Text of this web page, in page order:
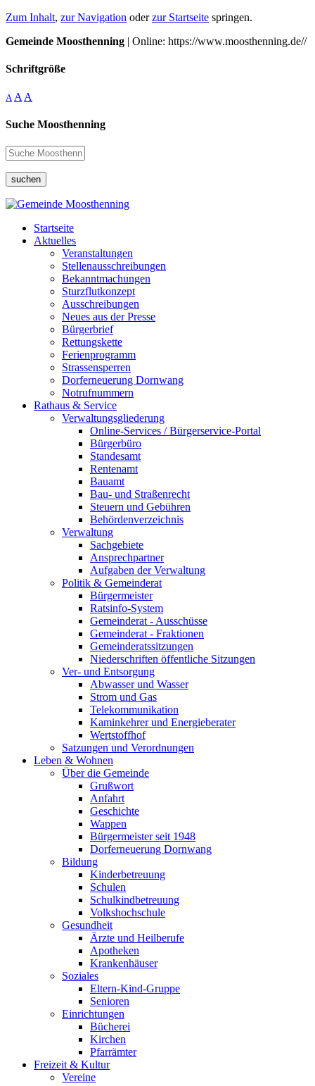
Zum Inhalt, zur Navigation oderzur Startseite springen.
Gemeinde Moosthenning | Online: https://www.moosthenning.de//
Schriftgröße
A A A
Suche Moosthenning
suchen
Startseite
Aktuelles
Veranstaltungen
Stellenausschreibungen
Bekanntmachungen
Sturzflutkonzept
Ausschreibungen
Neues aus der Presse
Bürgerbrief
Rettungskette
Ferienprogramm
Strassensperren
Dorferneuerung Dornwang
Notrufnummern
Rathaus & Service
Verwaltungsgliederung
Online-Services / Bürgerservice-Portal
Bürgerbüro
Standesamt
Rentenamt
Bauamt
Bau- und Straßenrecht
Steuern und Gebühren
Behördenverzeichnis
Verwaltung
Sachgebiete
Ansprechpartner
Aufgaben der Verwaltung
Politik & Gemeinderat
Bürgermeister
Ratsinfo-System
Gemeinderat - Ausschüsse
Gemeinderat - Fraktionen
Gemeinderatssitzungen
Niederschriften öffentliche Sitzungen
Ver- und Entsorgung
Abwasser und Wasser
Strom und Gas
Telekommunikation
Kaminkehrer und Energieberater
Wertstoffhof
Satzungen und Verordnungen
Leben & Wohnen
Über die Gemeinde
Grußwort
Anfahrt
Geschichte
Wappen
Bürgermeister seit 1948
Dorferneuerung Dornwang
Bildung
Kinderbetreuung
Schulen
Schulkindbetreuung
Volkshochschule
Gesundheit
Ärzte und Heilberufe
Apotheken
Krankenhäuser
Soziales
Eltern-Kind-Gruppe
Senioren
Einrichtungen
Bücherei
Kirchen
Pfarrämter
Freizeit & Kultur
Vereine